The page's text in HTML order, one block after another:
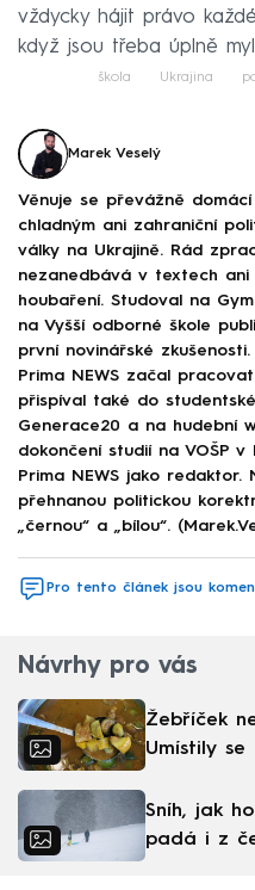
vždycky hájit právo
když jsou třeba úplně
škola Ukrajina
Marek Veselý
Věnuje se převážně
chladným ani zahraniční
války na Ukrajině. Rád
nezanedbává v textech
houbaření. Studoval na
na Vyšší odborné škole
první novinářské
Prima NEWS začal
přispíval také do
Generace20 a na hudební
dokončení studií na VOŠP
Prima NEWS jako
přehnanou politickou
„černou“ a „bílou“.
Pro tento článek jsou
Návrhy pro vás
Žebříček
Umístily se
Sníh, jak
padá i z